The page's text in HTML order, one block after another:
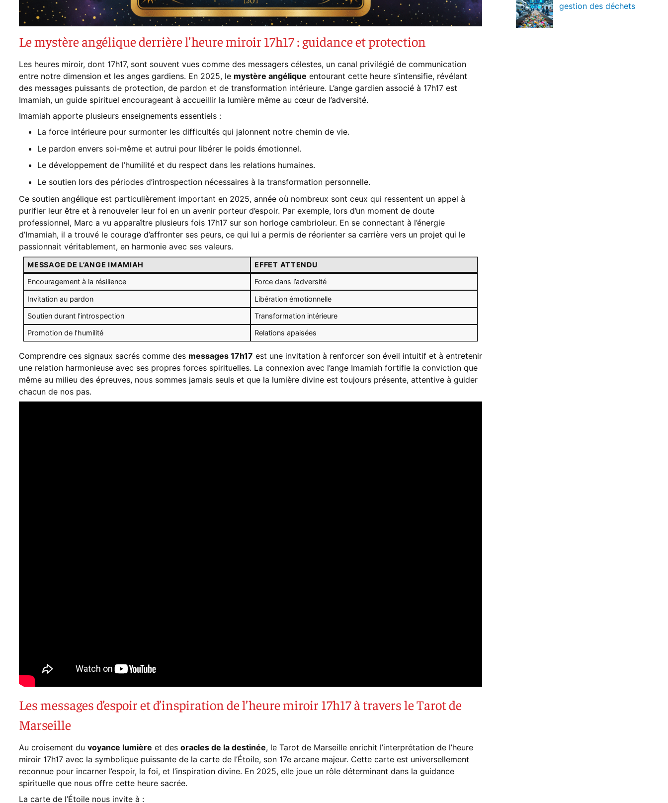
Le mystère angélique derrière l’heure miroir 17h17 : guidance et protection
Les heures miroir, dont 17h17, sont souvent vues comme des messagers célestes, un canal privilégié de communication
entre notre dimension et les anges gardiens. En 2025, le mystère angélique entourant cette heure s’intensifie, révélant
des messages puissants de protection, de pardon et de transformation intérieure. L’ange gardien associé à 17h17 est
Imamiah, un guide spirituel encourageant à accueillir la lumière même au cœur de l’adversité.
Imamiah apporte plusieurs enseignements essentiels :
La force intérieure pour surmonter les difficultés qui jalonnent notre chemin de vie.
Le pardon envers soi-même et autrui pour libérer le poids émotionnel.
Le développement de l’humilité et du respect dans les relations humaines.
Le soutien lors des périodes d’introspection nécessaires à la transformation personnelle.
Ce soutien angélique est particulièrement important en 2025, année où nombreux sont ceux qui ressentent un appel à
purifier leur être et à renouveler leur foi en un avenir porteur d’espoir. Par exemple, lors d’un moment de doute
professionnel, Marc a vu apparaître plusieurs fois 17h17 sur son horloge cambrioleur. En se connectant à l’énergie
d’Imamiah, il a trouvé le courage d’affronter ses peurs, ce qui lui a permis de réorienter sa carrière vers un projet qui le
passionnait véritablement, en harmonie avec ses valeurs.
MESSAGE DE L’ANGE IMAMIAH EFFET ATTENDU
Encouragement à la résilience Force dans l’adversité
Invitation au pardon Libération émotionnelle
Soutien durant l’introspection Transformation intérieure
Promotion de l’humilité Relations apaisées
Comprendre ces signaux sacrés comme des messages 17h17 est une invitation à renforcer son éveil intuitif et à entretenir
une relation harmonieuse avec ses propres forces spirituelles. La connexion avec l’ange Imamiah fortifie la conviction que
même au milieu des épreuves, nous sommes jamais seuls et que la lumière divine est toujours présente, attentive à guider
chacun de nos pas.
Les messages d’espoir et d’inspiration de l’heure miroir 17h17 à travers le Tarot de
Marseille
Au croisement du voyance lumière et des oracles de la destinée, le Tarot de Marseille enrichit l’interprétation de l’heure
miroir 17h17 avec la symbolique puissante de la carte de l’Étoile, son 17e arcane majeur. Cette carte est universellement
reconnue pour incarner l’espoir, la foi, et l’inspiration divine. En 2025, elle joue un rôle déterminant dans la guidance
spirituelle que nous offre cette heure sacrée.
La carte de l’Étoile nous invite à :
gestion des déchets